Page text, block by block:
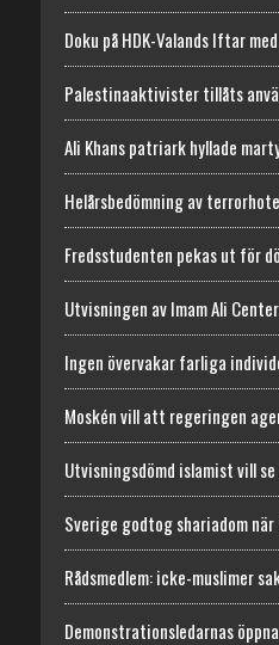
Doku på HDK-Valands Iftar
Palestinaaktivister tillåts
Ali Khans patriark hyllade
Helårsbedömning av
Fredsstudenten pekas ut för
Utvisningen av Imam Ali
Ingen övervakar farliga
Moskén vill att regeringen
Utvisningsdömd islamist vill
Sverige godtog shariadom
Rådsmedlem: icke-muslimer
Demonstrationsledarnas